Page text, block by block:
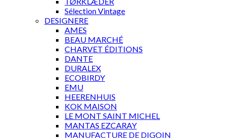
Sélection Vintage
DESIGNERE
AMES
BEAU MARCHÉ
CHARVET ÉDITIONS
DANTE
DURALEX
ECOBIRDY
EMU
HEERENHUIS
KOK MAISON
LE MONT SAINT MICHEL
MANTAS EZCARAY
MANUFACTURE DE DIGOIN